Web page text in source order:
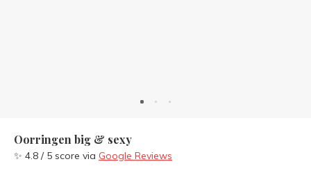
Oorringen big & sexy
✨ 4.8 / 5 score via Google Reviews